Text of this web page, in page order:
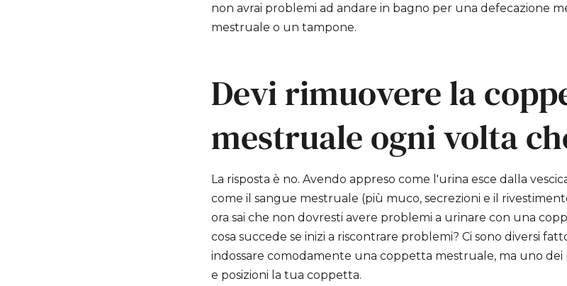
non avrai problemi ad andare in bagno per una defecazione
mestruale o un tampone.
Devi rimuovere la
mestruale ogni volta
La risposta è no. Avendo appreso come l'urina esce dalla
come il sangue mestruale (più muco, secrezioni e il
ora sai che non dovresti avere problemi a urinare con una
cosa succede se inizi a riscontrare problemi? Ci sono diversi
indossare comodamente una coppetta mestruale, ma uno dei
e posizioni la tua coppetta.